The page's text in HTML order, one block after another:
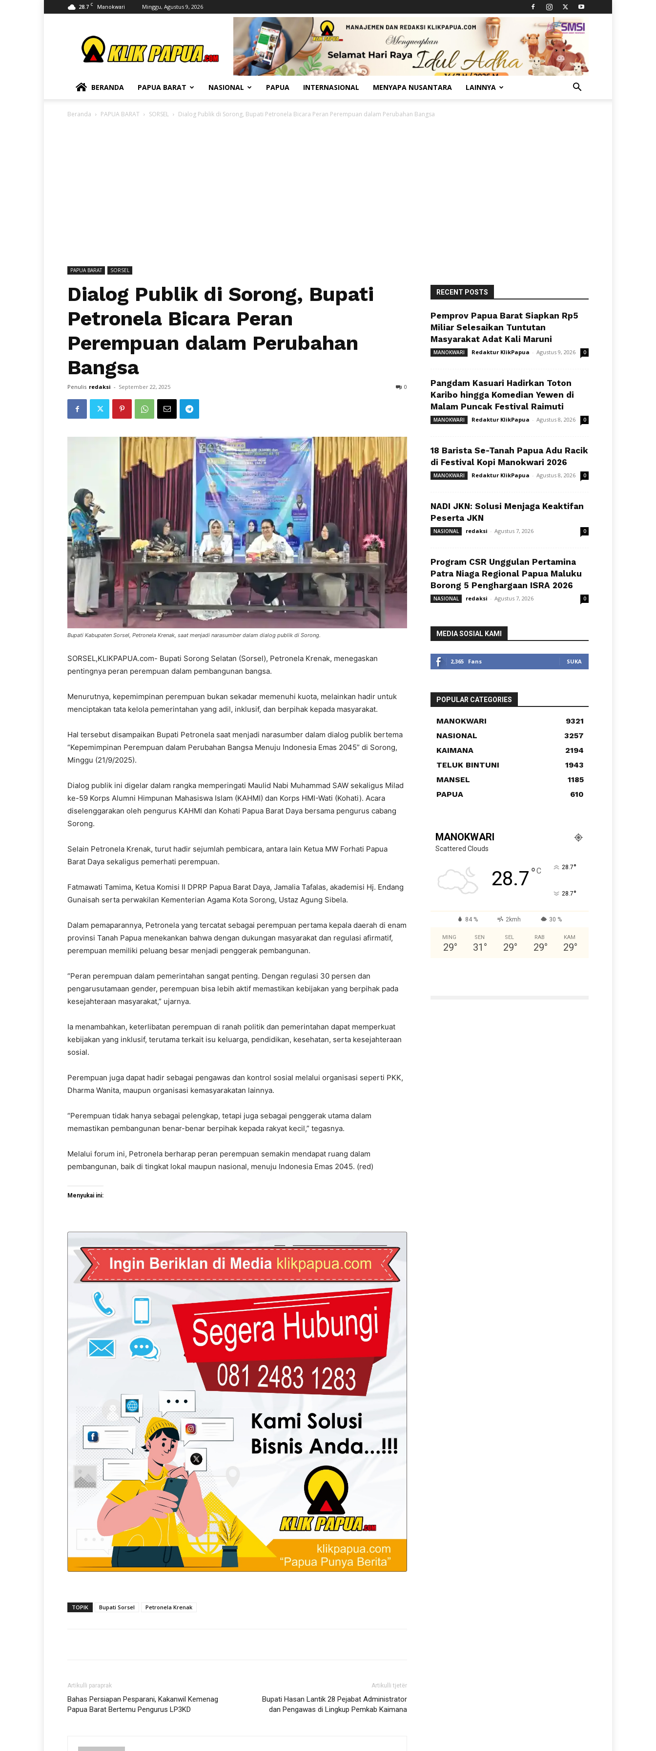
28.7 C Manokwari Minggu, Agustus 9, 2026
BERANDA PAPUA BARAT NASIONAL PAPUA INTERNASIONAL MENYAPA NUSANTARA LAINNYA
Beranda PAPUA BARAT SORSEL Dialog Publik di Sorong, Bupati Petronela Bicara Peran Perempuan dalam Perubahan Bangsa
PAPUA BARAT SORSEL
Dialog Publik di Sorong, Bupati
Petronela Bicara Peran
Perempuan dalam Perubahan
Bangsa
Penulis redaksi - September 22, 2025 0
Bupati Kabupaten Sorsel, Petronela Krenak, saat menjadi narasumber dalam dialog publik di Sorong.
SORSEL,KLIKPAPUA.com- Bupati Sorong Selatan (Sorsel), Petronela Krenak, menegaskan
pentingnya peran perempuan dalam pembangunan bangsa.
Menurutnya, kepemimpinan perempuan bukan sekadar memenuhi kuota, melainkan hadir untuk
menciptakan tata kelola pemerintahan yang adil, inklusif, dan berpihak kepada masyarakat.
Hal tersebut disampaikan Bupati Petronela saat menjadi narasumber dalam dialog publik bertema
“Kepemimpinan Perempuan dalam Perubahan Bangsa Menuju Indonesia Emas 2045” di Sorong,
Minggu (21/9/2025).
Dialog publik ini digelar dalam rangka memperingati Maulid Nabi Muhammad SAW sekaligus Milad
ke-59 Korps Alumni Himpunan Mahasiswa Islam (KAHMI) dan Korps HMI-Wati (Kohati). Acara
diselenggarakan oleh pengurus KAHMI dan Kohati Papua Barat Daya bersama pengurus cabang
Sorong.
Selain Petronela Krenak, turut hadir sejumlah pembicara, antara lain Ketua MW Forhati Papua
Barat Daya sekaligus pemerhati perempuan.
Fatmawati Tamima, Ketua Komisi II DPRP Papua Barat Daya, Jamalia Tafalas, akademisi Hj. Endang
Gunaisah serta perwakilan Kementerian Agama Kota Sorong, Ustaz Agung Sibela.
Dalam pemaparannya, Petronela yang tercatat sebagai perempuan pertama kepala daerah di enam
provinsi Tanah Papua menekankan bahwa dengan dukungan masyarakat dan regulasi afirmatif,
perempuan memiliki peluang besar menjadi penggerak pembangunan.
“Peran perempuan dalam pemerintahan sangat penting. Dengan regulasi 30 persen dan
pengarusutamaan gender, perempuan bisa lebih aktif memastikan kebijakan yang berpihak pada
kesejahteraan masyarakat,” ujarnya.
Ia menambahkan, keterlibatan perempuan di ranah politik dan pemerintahan dapat memperkuat
kebijakan yang inklusif, terutama terkait isu keluarga, pendidikan, kesehatan, serta kesejahteraan
sosial.
Perempuan juga dapat hadir sebagai pengawas dan kontrol sosial melalui organisasi seperti PKK,
Dharma Wanita, maupun organisasi kemasyarakatan lainnya.
“Perempuan tidak hanya sebagai pelengkap, tetapi juga sebagai penggerak utama dalam
memastikan pembangunan benar-benar berpihak kepada rakyat kecil,” tegasnya.
Melalui forum ini, Petronela berharap peran perempuan semakin mendapat ruang dalam
pembangunan, baik di tingkat lokal maupun nasional, menuju Indonesia Emas 2045. (red)
Menyukai ini:
TOPIK Bupati Sorsel Petronela Krenak
Artikulli paraprak
Bahas Persiapan Pesparani, Kakanwil Kemenag
Papua Barat Bertemu Pengurus LP3KD
Artikulli tjetër
Bupati Hasan Lantik 28 Pejabat Administrator
dan Pengawas di Lingkup Pemkab Kaimana
RECENT POSTS
Pemprov Papua Barat Siapkan Rp5
Miliar Selesaikan Tuntutan
Masyarakat Adat Kali Maruni
MANOKWARI Redaktur KlikPapua - Agustus 9, 2026 0
Pangdam Kasuari Hadirkan Toton
Karibo hingga Komedian Yewen di
Malam Puncak Festival Raimuti
MANOKWARI Redaktur KlikPapua - Agustus 8, 2026 0
18 Barista Se-Tanah Papua Adu Racik
di Festival Kopi Manokwari 2026
MANOKWARI Redaktur KlikPapua - Agustus 8, 2026 0
NADI JKN: Solusi Menjaga Keaktifan
Peserta JKN
NASIONAL redaksi - Agustus 7, 2026 0
Program CSR Unggulan Pertamina
Patra Niaga Regional Papua Maluku
Borong 5 Penghargaan ISRA 2026
NASIONAL redaksi - Agustus 7, 2026 0
MEDIA SOSIAL KAMI
2,365 Fans SUKA
POPULAR CATEGORIES
MANOKWARI
9321
NASIONAL
3257
KAIMANA
2194
TELUK BINTUNI
1943
MANSEL
1185
PAPUA
610
MANOKWARI
Scattered Clouds
28.7°C 28.7°
28.7°
84 % 2kmh 30 %
MING
29°
SEN
31 °
SEL
29°
RAB
29°
KAM
29°